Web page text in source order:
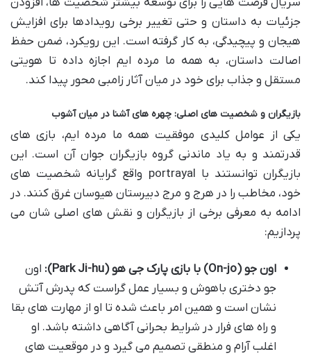
جزئیات به داستان و حتی تغییر برخی رویدادها برای افزایش
هیجان و پیچیدگی، به کار گرفته است. این رویکرد، ضمن حفظ
اصالت داستان، به همه ما مرده ایم اجازه داده تا هویتی
مستقل و جذاب برای خود در میان آثار زامبی محور پیدا کند.
بازیگران و شخصیت های اصلی: چهره های آشنا در میان آشوب
یکی از عوامل کلیدی موفقیت همه ما مرده ایم، بازی های
قدرتمند و به یاد ماندنی گروه بازیگران جوان آن است. این
بازیگران توانستند با portrayal واقع گرایانه شخصیت های
خود، مخاطب را در هرج و مرج دبیرستان هیوسان غرق کنند. در
ادامه به معرفی برخی از بازیگران و نقش های اصلی شان می
پردازیم:
اون جو (On-jo) با بازی پارک جی هو (Park Ji-hu):
اون
جو دختری باهوش و بسیار عمل گراست که پدرش آتش
نشان است و همین امر باعث شده تا او از مهارت های بقا
و راه های فرار در شرایط بحرانی آگاهی داشته باشد. او
اغلب آرام و منطقی تصمیم می گیرد و در موقعیت های